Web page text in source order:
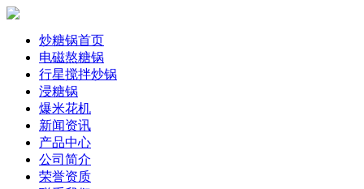
炒糖锅首页
电磁熬糖锅
行星搅拌炒锅
浸糖锅
爆米花机
新闻资讯
产品中心
公司简介
荣誉资质